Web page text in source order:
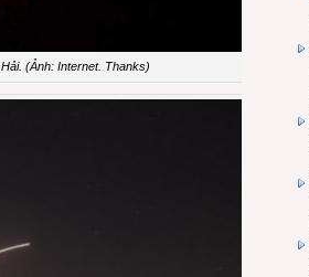
(Ảnh: Internet. Thanks)